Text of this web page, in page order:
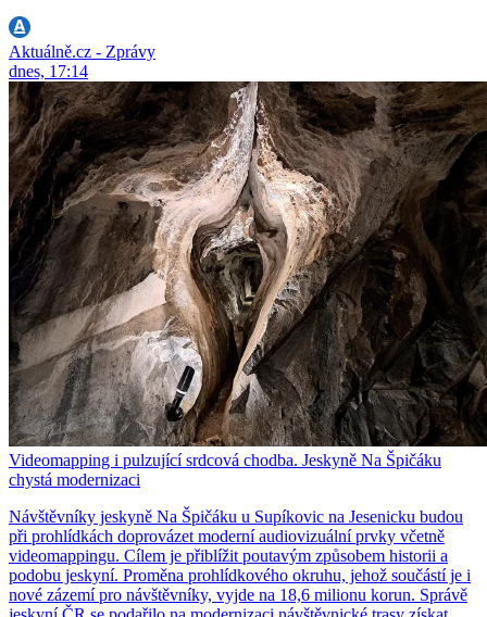
Aktuálně.cz - Zprávy
dnes, 17:14
Videomapping i pulzující srdcová chodba. Jeskyně Na Špičáku
chystá modernizaci
Návštěvníky jeskyně Na Špičáku u Supíkovic na Jesenicku budou
při prohlídkách doprovázet moderní audiovizuální prvky včetně
videomappingu. Cílem je přiblížit poutavým způsobem historii a
podobu jeskyní. Proměna prohlídkového okruhu, jehož součástí je i
nové zázemí pro návštěvníky, vyjde na 18,6 milionu korun. Správě